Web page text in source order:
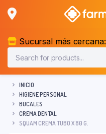
Sucursal más cercana:
INICIO
HIGIENE PERSONAL
BUCALES
CREMA DENTAL
SQUAM CREMA TUBO X 80 G.